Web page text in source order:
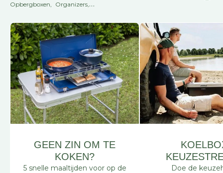
Opbergboxen
Organizers
Prullenbakken
GEEN ZIN OM TE
KOKEN?
5 snelle maaltijden voor op de
Doe de